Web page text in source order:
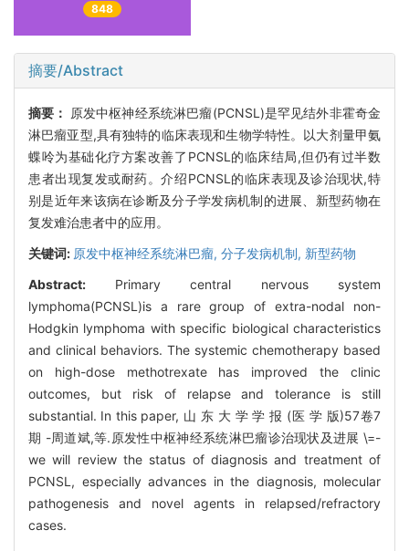
848
摘要/Abstract
摘要：
原发中枢神经系统淋巴瘤(PCNSL)是罕见结外非霍奇金
淋巴瘤亚型,具有独特的临床表现和生物学特性。以大剂量甲氨
蝶呤为基础化疗方案改善了PCNSL的临床结局,但仍有过半数
患者出现复发或耐药。介绍PCNSL的临床表现及诊治现状,特
别是近年来该病在诊断及分子学发病机制的进展、新型药物在
复发难治患者中的应用。
关键词: 原发中枢神经系统淋巴瘤, 分子发病机制, 新型药物
Abstract: Primary central nervous system
lymphoma(PCNSL)is a rare group of extra-nodal non-
Hodgkin lymphoma with specific biological characteristics
and clinical behaviors. The systemic chemotherapy based
on high-dose methotrexate has improved the clinic
outcomes, but risk of relapse and tolerance is still
substantial. In this paper, 山 东 大 学 学 报 (医 学 版)57卷7
期 -周道斌,等.原发性中枢神经系统淋巴瘤诊治现状及进展 \=-
we will review the status of diagnosis and treatment of
PCNSL, especially advances in the diagnosis, molecular
pathogenesis and novel agents in relapsed/refractory
cases.